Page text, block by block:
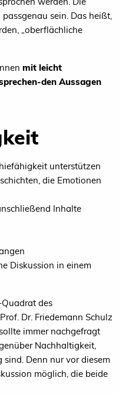
sein. Das heißt,
„oberflächliche
mit leicht
den Aussagen
unterstützen
die Emotionen
Inhalte
Diskussion in einem
des
Dr. Friedemann Schulz
immer nachgefragt
Nachhaltigkeit,
Denn nur vor diesem
möglich, die beide